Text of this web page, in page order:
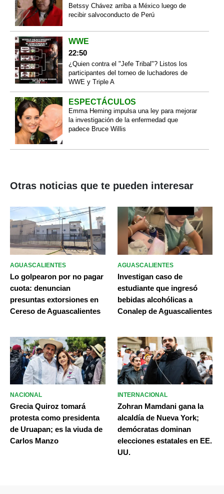
Betssy Chávez arriba a México luego de
recibir salvoconducto de Perú
WWE
22:50
¿Quien contra el "Jefe Tribal"? Listos los
participantes del torneo de luchadores de
WWE y Triple A
ESPECTÁCULOS
Emma Heming impulsa una ley para mejorar
la investigación de la enfermedad que
padece Bruce Willis
Otras noticias que te pueden interesar
AGUASCALIENTES
Lo golpearon por no pagar
cuota: denuncian
presuntas extorsiones en
Cereso de Aguascalientes
AGUASCALIENTES
Investigan caso de
estudiante que ingresó
bebidas alcohólicas a
Conalep de Aguascalientes
NACIONAL
Grecia Quiroz tomará
protesta como presidenta
de Uruapan; es la viuda de
Carlos Manzo
INTERNACIONAL
Zohran Mamdani gana la
alcaldía de Nueva York;
demócratas dominan
elecciones estatales en EE.
UU.